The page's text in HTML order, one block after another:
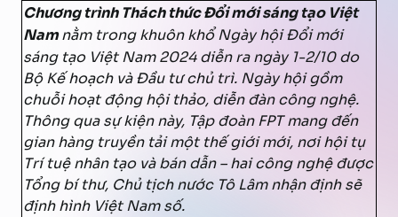
Chương trình Thách thức Đổi mới sáng tạo Việt
Namnằm trong khuôn khổ Ngày hội Đổi mới
sáng tạo Việt Nam 2024 diễn ra ngày 1-2/10 do
Bộ Kế hoạch và Đầu tư chủ trì. Ngày hội gồm
chuỗi hoạt động hội thảo, diễn đàn công nghệ.
Thông qua sự kiện này, Tập đoàn FPT mang đến
gian hàng truyền tải một thế giới mới, nơi hội tụ
Trí tuệ nhân tạo và bán dẫn – hai công nghệ được
Tổng bí thư, Chủ tịch nước Tô Lâm nhận định sẽ
định hình Việt Nam số.